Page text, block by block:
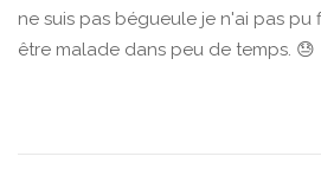
ne suis pas bégueule je n'ai pas pu
être malade dans peu de temps. 😓